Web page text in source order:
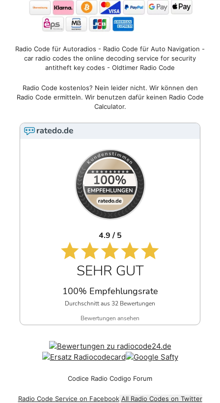
Radio Code für Autoradios - Radio Code für Auto Navigation -
car radio codes the online decoding service for security
antitheft key codes - Oldtimer Radio Code
Radio Code kostenlos? Nein leider nicht. Wir können den
Radio Code ermitteln. Wir benutzen dafür keinen Radio Code
Calculator.
4.9 / 5
SEHR GUT
100% Empfehlungsrate
Durchschnitt aus 32 Bewertungen
Bewertungen ansehen
Codice Radio Codigo Forum
Radio Code Service on Facebook All Radio Codes on Twitter